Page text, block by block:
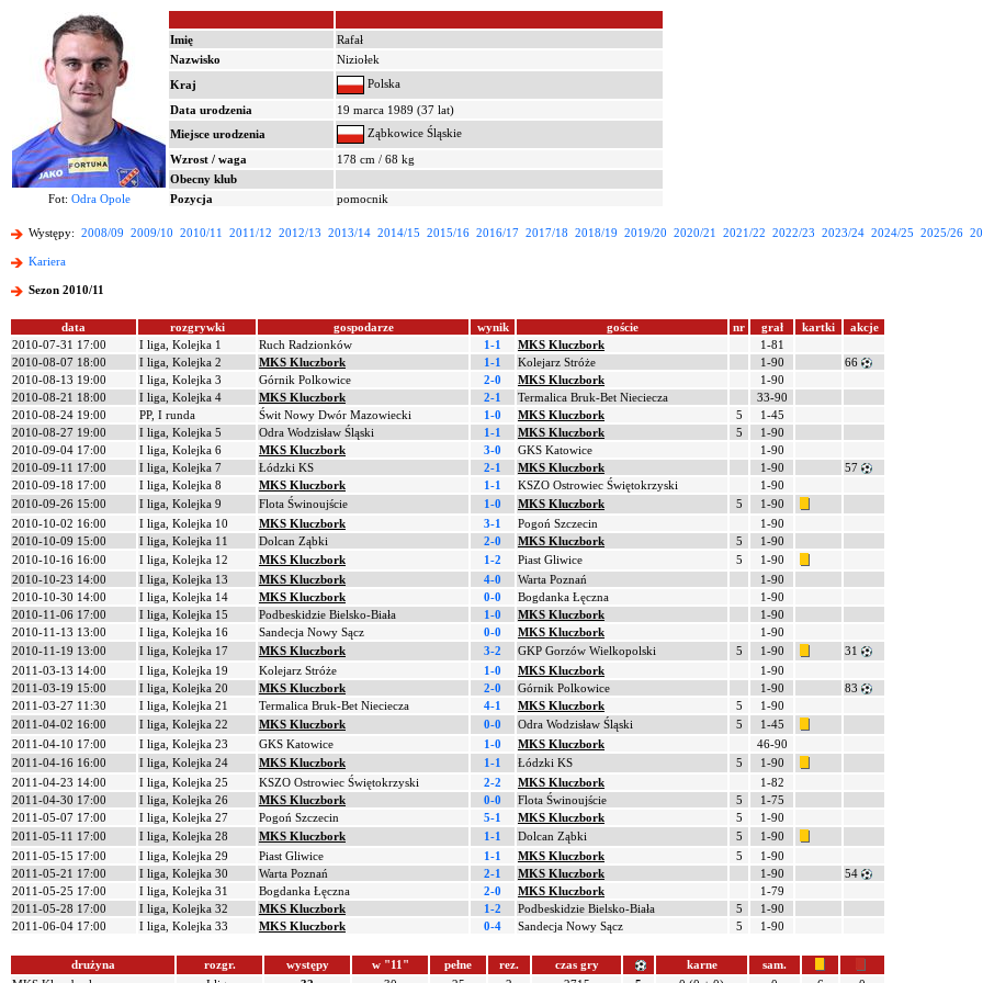
Imię
Rafał
Nazwisko
Niziołek
Kraj
Polska
Data urodzenia
19 marca 1989 (37 lat)
Miejsce urodzenia
Ząbkowice Śląskie
Wzrost / waga
178 cm / 68 kg
Obecny klub
Fot: Odra Opole Pozycja pomocnik
Występy: 2008/09 2009/10 2010/11 2011/12 2012/13 2013/14 2014/15 2015/16 2016/17 2017/18 2018/19 2019/20 2020/21 2021/22 2022/23 2023/24 2024/25 2025/26
Kariera
Sezon 2010/11
data rozgrywki gospodarze wynik goście nr grał kartki
akcje
2010-07-31 17:00
I liga, Kolejka 1 Ruch Radzionków 1-1 MKS Kluczbork
1-81
2010-08-07 18:00
I liga, Kolejka 2 MKS Kluczbork 1-1 Kolejarz Stróże 1-90
66
2010-08-13 19:00
I liga, Kolejka 3 Górnik Polkowice 2-0 MKS Kluczbork
1-90
2010-08-21 18:00
I liga, Kolejka 4 MKS Kluczbork 2-1 Termalica Bruk-Bet Nieciecza
33-90
2010-08-24 19:00
PP, I runda Świt Nowy Dwór Mazowiecki 1-0 MKS Kluczbork 5
1-45
2010-08-27 19:00
I liga, Kolejka 5 Odra Wodzisław Śląski 1-1 MKS Kluczbork 5
1-90
2010-09-04 17:00
I liga, Kolejka 6 MKS Kluczbork 3-0 GKS Katowice
1-90
2010-09-11 17:00
I liga, Kolejka 7 Łódzki KS 2-1 MKS Kluczbork 1-90
57
2010-09-18 17:00
I liga, Kolejka 8 MKS Kluczbork 1-1 KSZO Ostrowiec Świętokrzyski
1-90
2010-09-26 15:00
I liga, Kolejka 9 Flota Świnoujście 1-0 MKS Kluczbork 5
1-90
2010-10-02 16:00
I liga, Kolejka 10 MKS Kluczbork 3-1 Pogoń Szczecin
1-90
2010-10-09 15:00
I liga, Kolejka 11 Dolcan Ząbki 2-0 MKS Kluczbork 5
1-90
2010-10-16 16:00
I liga, Kolejka 12 MKS Kluczbork 1-2 Piast Gliwice 5
1-90
2010-10-23 14:00
I liga, Kolejka 13 MKS Kluczbork 4-0 Warta Poznań
1-90
2010-10-30 14:00
I liga, Kolejka 14 MKS Kluczbork 0-0 Bogdanka Łęczna
1-90
2010-11-06 17:00
I liga, Kolejka 15 Podbeskidzie Bielsko-Biała 1-0 MKS Kluczbork
1-90
2010-11-13 13:00
I liga, Kolejka 16 Sandecja Nowy Sącz 0-0 MKS Kluczbork
1-90
2010-11-19 13:00
I liga, Kolejka 17 MKS Kluczbork 3-2 GKP Gorzów Wielkopolski 5 1-90
31
2011-03-13 14:00
I liga, Kolejka 19 Kolejarz Stróże 1-0 MKS Kluczbork
1-90
2011-03-19 15:00
I liga, Kolejka 20 MKS Kluczbork 2-0 Górnik Polkowice 1-90
83
2011-03-27 11:30
I liga, Kolejka 21 Termalica Bruk-Bet Nieciecza 4-1 MKS Kluczbork 5
1-90
2011-04-02 16:00
I liga, Kolejka 22 MKS Kluczbork 0-0 Odra Wodzisław Śląski 5
1-45
2011-04-10 17:00
I liga, Kolejka 23 GKS Katowice 1-0 MKS Kluczbork
46-90
2011-04-16 16:00
I liga, Kolejka 24 MKS Kluczbork 1-1 Łódzki KS 5
1-90
2011-04-23 14:00
I liga, Kolejka 25 KSZO Ostrowiec Świętokrzyski 2-2 MKS Kluczbork
1-82
2011-04-30 17:00
I liga, Kolejka 26 MKS Kluczbork 0-0 Flota Świnoujście 5
1-75
2011-05-07 17:00
I liga, Kolejka 27 Pogoń Szczecin 5-1 MKS Kluczbork 5
1-90
2011-05-11 17:00
I liga, Kolejka 28 MKS Kluczbork 1-1 Dolcan Ząbki 5
1-90
2011-05-15 17:00
I liga, Kolejka 29 Piast Gliwice 1-1 MKS Kluczbork 5
1-90
2011-05-21 17:00
I liga, Kolejka 30 Warta Poznań 2-1 MKS Kluczbork 1-90
54
2011-05-25 17:00
I liga, Kolejka 31 Bogdanka Łęczna 2-0 MKS Kluczbork
1-79
2011-05-28 17:00
I liga, Kolejka 32 MKS Kluczbork 1-2 Podbeskidzie Bielsko-Biała 5
1-90
2011-06-04 17:00
I liga, Kolejka 33 MKS Kluczbork 0-4 Sandecja Nowy Sącz 5 1-90
drużyna rozgr. występy w "11" pełne rez. czas gry karne
sam.